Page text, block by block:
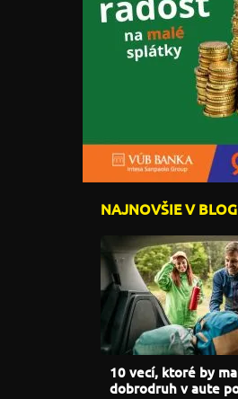
NAJNOVŠIE V
10 vecí, ktoré by
dobrodruh v aute